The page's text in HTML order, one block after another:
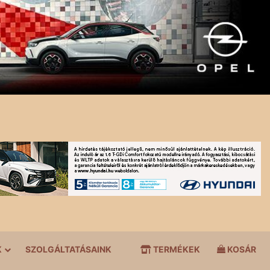
SZOLGÁLTATÁSAINK TERMÉKEK KOSÁR